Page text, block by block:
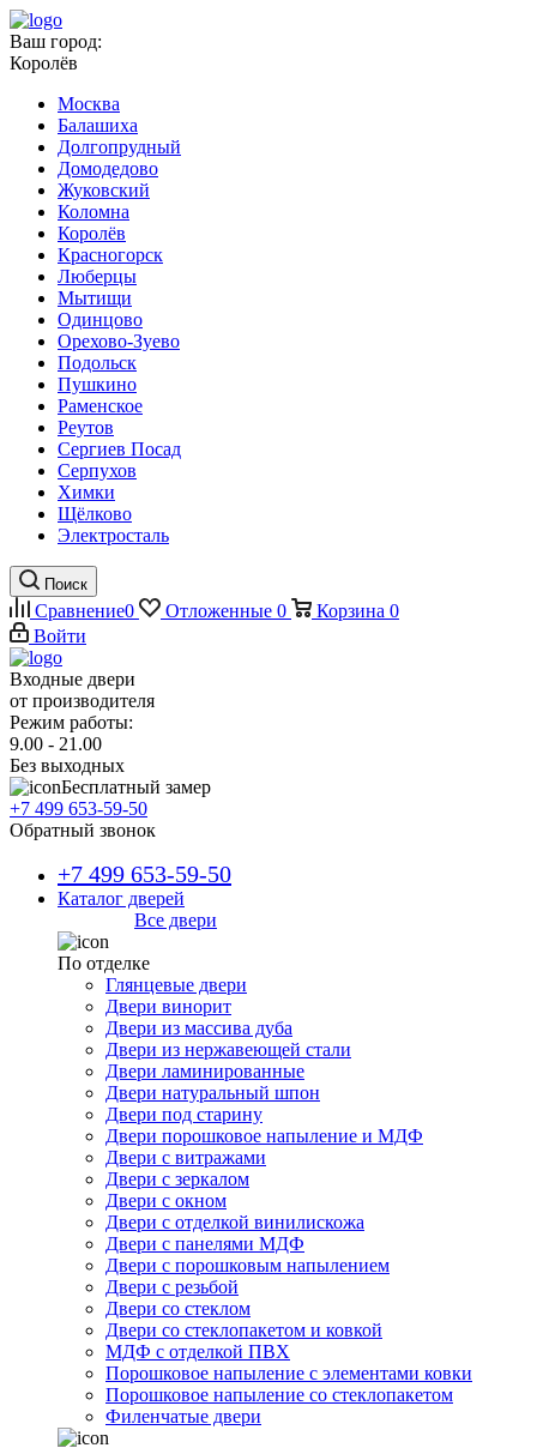
Ваш город:
Королёв
Москва
Балашиха
Долгопрудный
Домодедово
Жуковский
Коломна
Королёв
Красногорск
Люберцы
Мытищи
Одинцово
Орехово-Зуево
Подольск
Пушкино
Раменское
Реутов
Сергиев Посад
Серпухов
Химки
Щёлково
Электросталь
Поиск
Сравнение0 Отложенные 0 Корзина 0
Войти
Входные двери
от производителя
Режим работы:
9.00 - 21.00
Без выходных
Бесплатный замер
+7 499 653-59-50
Обратный звонок
+7 499 653-59-50
Каталог дверей
Все двери
По отделке
Глянцевые двери
Двери винорит
Двери из массива дуба
Двери из нержавеющей стали
Двери ламинированные
Двери натуральный шпон
Двери под старину
Двери порошковое напыление и МДФ
Двери с витражами
Двери с зеркалом
Двери с окном
Двери с отделкой винилискожа
Двери с панелями МДФ
Двери с порошковым напылением
Двери с резьбой
Двери со стеклом
Двери со стеклопакетом и ковкой
МДФ с отделкой ПВХ
Порошковое напыление с элементами ковки
Порошковое напыление со стеклопакетом
Филенчатые двери